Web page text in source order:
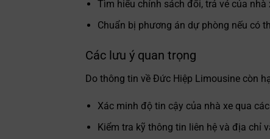
Tìm hiểu chính sách đổi, trả vé của nhà
Chuẩn bị phương án dự phòng nếu có
Các lưu ý quan trọng
Do thông tin về Đức Hiệp Limousine còn
Xác minh độ tin cậy của nhà xe qua
Kiểm tra kỹ thông tin liên hệ và địa chỉ